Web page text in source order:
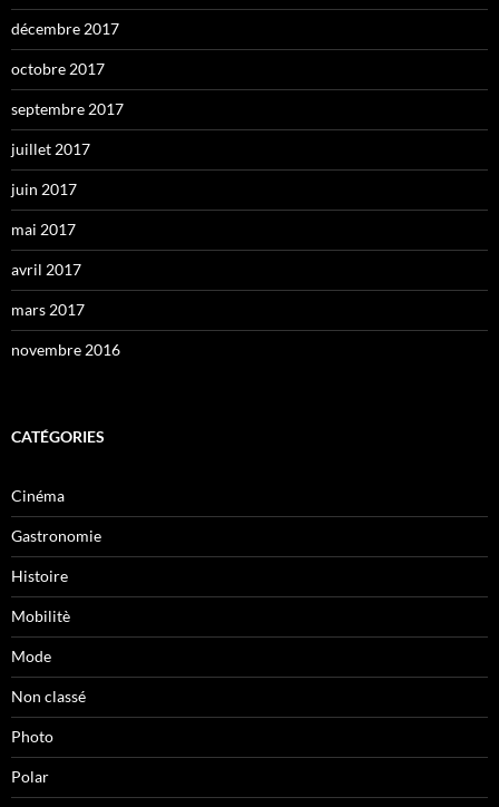
décembre 2017
octobre 2017
septembre 2017
juillet 2017
juin 2017
mai 2017
avril 2017
mars 2017
novembre 2016
CATÉGORIES
Cinéma
Gastronomie
Histoire
Mobilitè
Mode
Non classé
Photo
Polar